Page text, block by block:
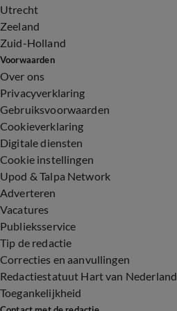
Utrecht
Zeeland
Zuid-Holland
Voorwaarden
Over ons
Privacyverklaring
Gebruiksvoorwaarden
Cookieverklaring
Digitale diensten
Cookie instellingen
Upod & Talpa Network
Adverteren
Vacatures
Publieksservice
Tip de redactie
Correcties en aanvullingen
Redactiestatuut Hart van Nederland
Toegankelijkheid